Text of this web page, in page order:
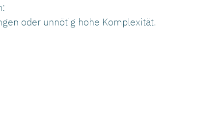
oder unnötig hohe Komplexität.